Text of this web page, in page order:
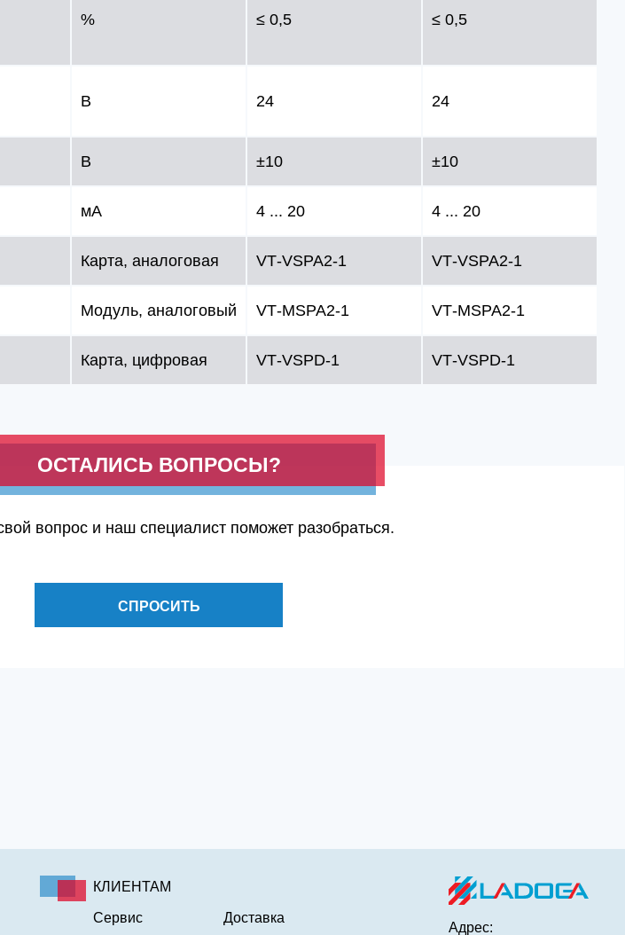
% ≤ 0,5 ≤ 0,5
В 24 24
В ±10 ±10
мA 4 ... 20 4 ... 20
Карта, аналоговая VT‑VSPA2‑1 VT‑VSPA2‑1
Модуль, аналоговый VT‑MSPA2‑1 VT‑MSPA2‑1
Карта, цифровая VT‑VSPD‑1 VT‑VSPD‑1
ОСТАЛИСЬ ВОПРОСЫ?
вопрос и наш специалист поможет разобраться.
СПРОСИТЬ
КЛИЕНТАМ
Сервис Доставка
Адрес: